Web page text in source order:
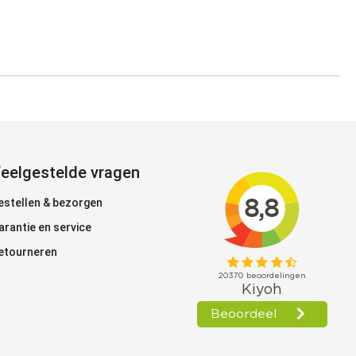
vragen
& bezorgen
en service